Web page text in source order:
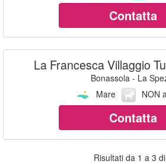
Contatta
La Francesca Villaggio
Bonassola - La
Mare
NON
Contatta
Risultati da 1 a 3 di